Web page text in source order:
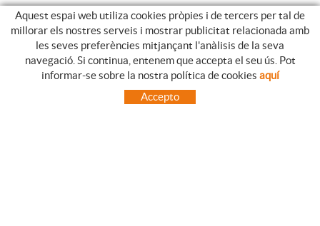
GUIA DE COMPRA
COM UTILITZAR LA NOSTRE BOTIGA ON-LINE
PREGUNTES FREQÜENTS
Aquest espai web utiliza cookies pròpies i de tercers per tal de
millorar els nostres serveis i mostrar publicitat relacionada amb
les seves preferències mitjançant l'anàlisis de la seva
navegació. Si continua, entenem que accepta el seu ús. Pot
informar-se sobre la nostra política de cookies aquí
Accepto